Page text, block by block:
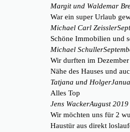
Margit und Waldemar
War ein super Urlaub
Michael Carl Zeissler
Schöne Immobilien und
Michael Schuller
Wir durften im
Nähe des Hauses und
Tatjana und Holger
Alles Top
Jens WackerAugust 2019
Wir möchten uns für 2
Haustür aus direkt